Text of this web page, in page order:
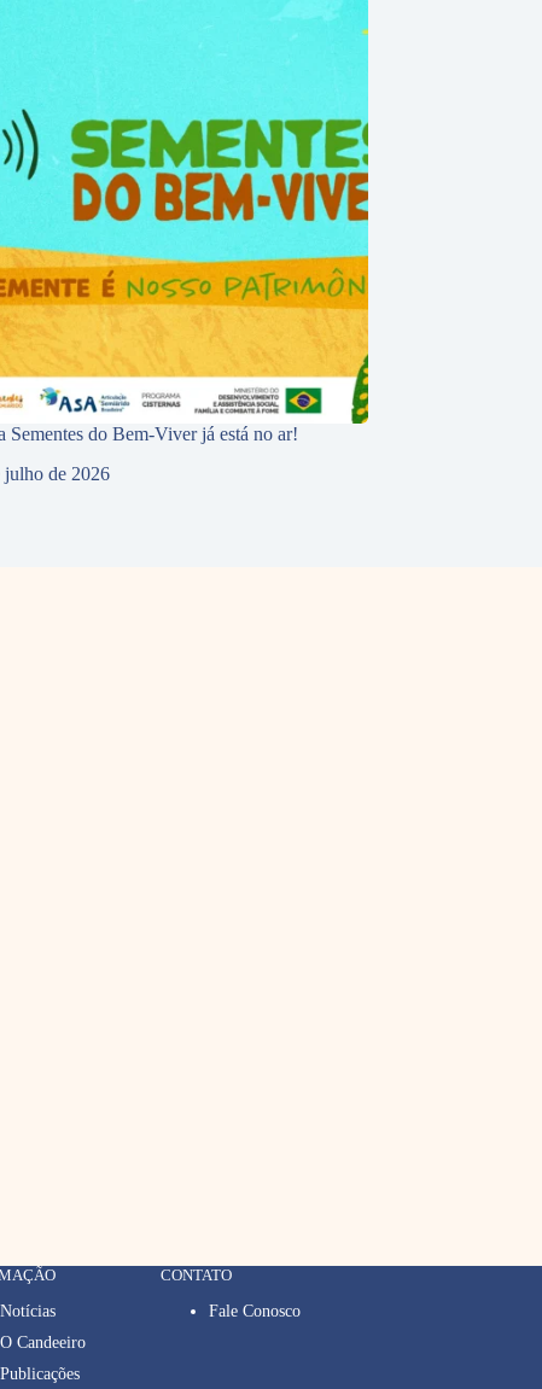
Sementes do Bem-Viver já está no ar!
julho de 2026
Notícias
O Candeeiro
Publicações
CONTATO
Fale Conosco